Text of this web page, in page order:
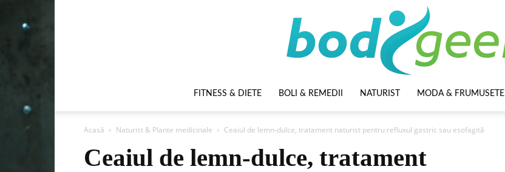
FITNESS & DIETE BOLI & REMEDII NATURIST MODA & FRUMUSETE
Acasă Naturist & Plante medicinale Ceaiul de lemn-dulce, tratament naturist pentru refluxul gastric sau esofagită
Ceaiul de lemn-dulce, tratament